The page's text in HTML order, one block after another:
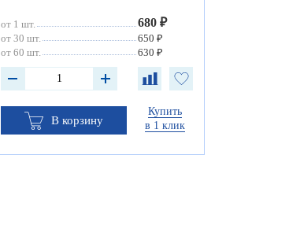
от 1 шт. 680 ₽
от 30 шт.
650 ₽
от 60 шт.
630 ₽
В корзину
Купить
в 1 клик